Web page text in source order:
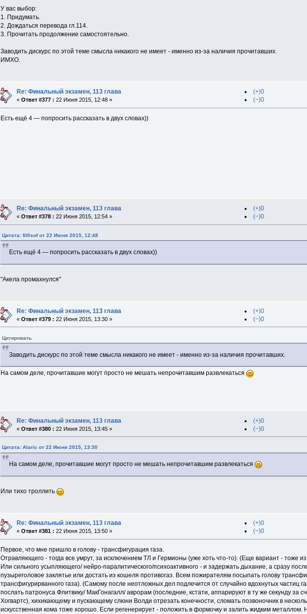
У вас выбор:
1. Придумать.
2. Дождаться перевода гл.114.
3. Прочитать продолжение самостоятельно.
Заводить дискурс по этой теме смысла никакого не имеет - именно из-за наличия прочитавших.
ИМХО.
Re: Финальный экзамен, 113 глава
«Ответ #377 : 22 Июня 2015, 12:48 »
(+)0
(−)0
Есть ещё 4 — попросить рассказать в двух словах))
Re: Финальный экзамен, 113 глава
«Ответ #378 : 22 Июня 2015, 12:54 »
(+)0
(−)0
Цитата: fil0sof от 22 Июня 2015, 12:48
Есть ещё 4 — попросить рассказать в двух словах))
"Акела промахнулся"
Re: Финальный экзамен, 113 глава
«Ответ #379 : 22 Июня 2015, 13:30 »
(+)0
(−)0
Цитировать
Заводить дискурс по этой теме смысла никакого не имеет - именно из-за наличия прочитавших.
На самом деле, прочитавшие могут просто не мешать непрочитавшим развлекаться
Re: Финальный экзамен, 113 глава
«Ответ #380 : 22 Июня 2015, 13:45 »
(+)0
(−)0
Цитата: Alaric от 22 Июня 2015, 13:30
На самом деле, прочитавшие могут просто не мешать непрочитавшим развлекаться
Или тихо троллить
Re: Финальный экзамен, 113 глава
«Ответ #381 : 22 Июня 2015, 13:50 »
(+)0
(−)0
Первое, что мне пришло в голову - трансфигурация газа.
Отравляющего - тогда все умрут, за исключением ТЛ и Гермионы (уже хоть что-то). (Еще вариант - тоже из
Или сильного усыпляющего/ нейро-паралитического/психоактивного - и задержать дыхание, а сразу
пузыреголовое заклятье или достать из кошеля противогаз. Всем пожирателям посыпать голову
трансфигурирванного газа). (Самому после неотложных дел подлечится от случайно вдохнутых частиц
послать патронуса Флитвику/ МакГонагалл/ аврорам (последние, кстати, аппарируют в ту же секунду за
Хогвартс), хихикающему и пускающему слюни Волди отрезать конечности, сломать позвоночник в
искусственная кома тоже хорошо. Если регенерирует - положить в формочку и залить жидким металлом.